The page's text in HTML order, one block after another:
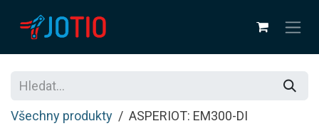
Všechny produkty ASPERIOT: EM300-DI